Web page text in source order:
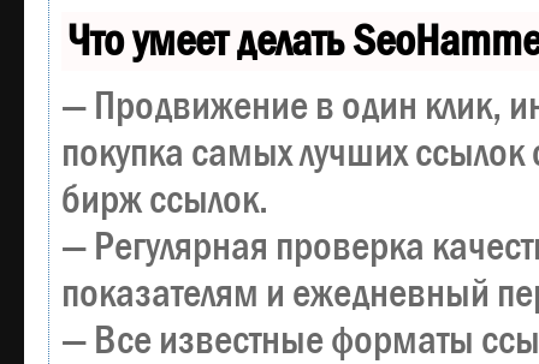
Что умеет делать
— Продвижение в один клик,
покупка самых лучших ссылок
бирж ссылок.
— Регулярная проверка
показателям и ежедневный
— Все известные форматы